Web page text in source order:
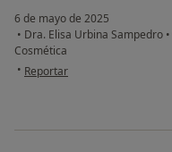
6 de mayo de 2025
• Dra. Elisa Urbina Sampedro •
Cosmética
• en opinión del usuario Marta
Reportar
Sí, una vez